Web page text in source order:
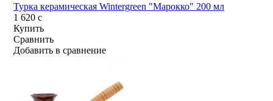
Турка керамическая Wintergreen "Марокко" 200 мл
1 620c
Купить
Сравнить
Добавить в сравнение